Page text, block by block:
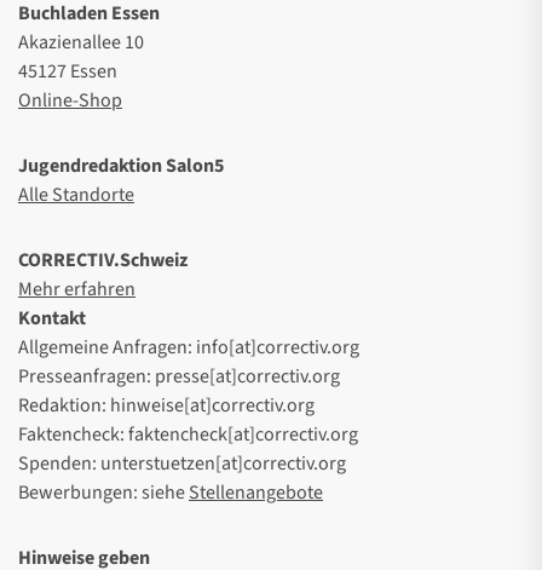
Buchladen Essen
Akazienallee 10
45127 Essen
Online-Shop
Jugendredaktion Salon5
Alle Standorte
CORRECTIV.Schweiz
Mehr erfahren
Kontakt
Allgemeine Anfragen: info[at]correctiv.org
Presseanfragen: presse[at]correctiv.org
Redaktion: hinweise[at]correctiv.org
Faktencheck: faktencheck[at]correctiv.org
Spenden: unterstuetzen[at]correctiv.org
Bewerbungen: sieheStellenangebote
Hinweise geben